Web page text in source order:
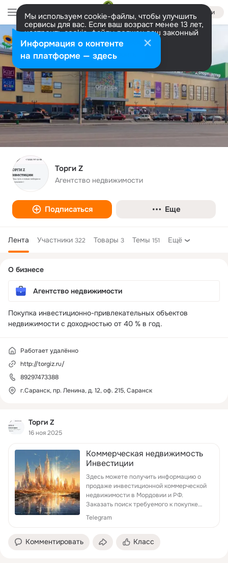
Войти
Мы используем cookie-файлы, чтобы улучшить
сервисы для вас. Если ваш возраст менее 13 лет,
настроить cookie-файлы должен ваш законный
представитель. Больше информации
Разрешить все Настроить
Торги Z
Агентство недвижимости
Подписаться Еще
Лента Участники 322 Товары 3 Темы 151 Ещё
Торги Z
16 ноя 2025
Коммерческая недвижимость
Инвестиции
Здесь можете получить информацию о
продаже инвестиционной коммерческой
недвижимости в Мордовии и РФ.
Заказать поиск требуемого к покупке
объекта недвижимости по РФ с
дисконтом до 50% здесь ➡️ @torgiz Сайт:
Telegram
Комментировать Класс
колонка
О бизнесе
Агентство недвижимости
Покупка инвестиционно-привлекательных объектов
Работает удалённо
http://torgiz.ru/
89297473388
г.Саранск, пр. Ленина, д. 12, оф. 215, Саранск
Информация о контенте
на платформе — здесь